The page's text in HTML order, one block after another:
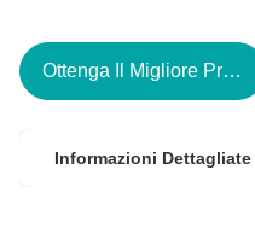
Ottenga Il Migliore Prezzo
Informazioni Dettagliate